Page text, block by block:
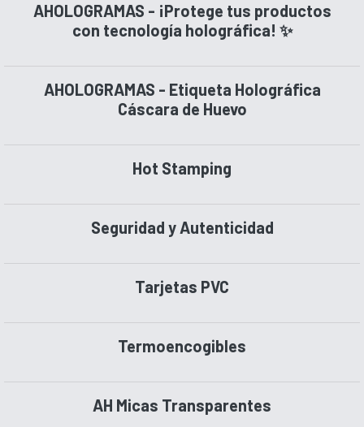
AHOLOGRAMAS - ¡Protege tus productos
con tecnología holográfica! ✨
AHOLOGRAMAS - Etiqueta Holográfica
Cáscara de Huevo
Hot Stamping
Seguridad y Autenticidad
Tarjetas PVC
Termoencogibles
AH Micas Transparentes